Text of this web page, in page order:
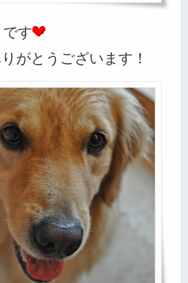
です
がとうございます！